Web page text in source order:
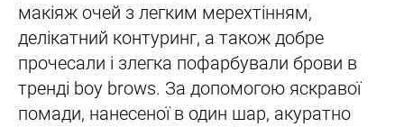
макіяж очей з легким мерехтінням,
делікатний контуринг, а також добре
прочесали і злегка пофарбували брови в
тренді boy brows. За допомогою яскравої
помади, нанесеної в один шар, акуратно